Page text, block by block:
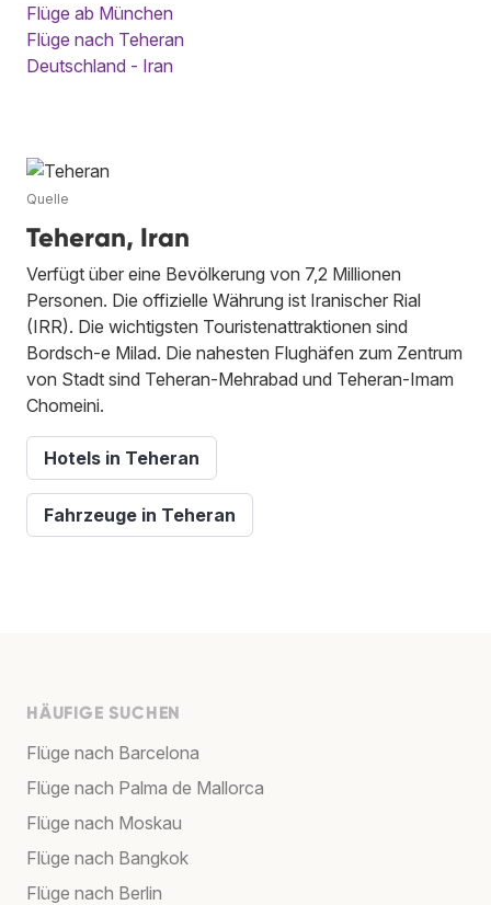
Flüge ab München
Flüge nach Teheran
Deutschland - Iran
Quelle
Teheran, Iran
Verfügt über eine Bevölkerung von 7,2 Millionen
Personen. Die offizielle Währung ist Iranischer Rial
(IRR). Die wichtigsten Touristenattraktionen sind
Bordsch-e Milad. Die nahesten Flughäfen zum Zentrum
von Stadt sind Teheran-Mehrabad und Teheran-Imam
Chomeini.
Hotels in Teheran
Fahrzeuge in Teheran
HÄUFIGE SUCHEN
Flüge nach Barcelona
Flüge nach Palma de Mallorca
Flüge nach Moskau
Flüge nach Bangkok
Flüge nach Berlin